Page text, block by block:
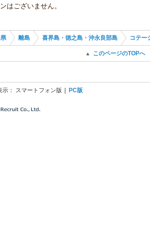
はございません。
離島 喜界島・徳之島・沖永良部島 コテ
▲ このページのTOPへ
示： スマートフォン版 PC版